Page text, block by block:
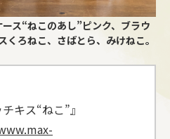
ス“ねこのあし”ピンク、ブラウ
くろねこ、さばとら、みけねこ。
キス“ねこ”』